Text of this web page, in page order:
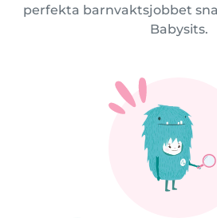
perfekta barnvaktsjobbet
Babysits.